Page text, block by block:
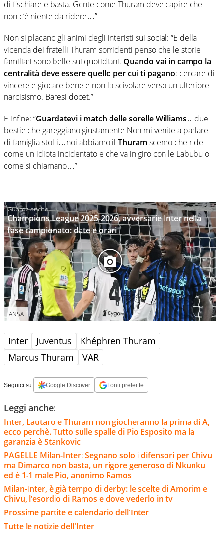
di fischiare e basta. Gente come Thuram deve capire che
non c’è niente da ridere…”
Non si placano gli animi degli interisti sui social: “E della
vicenda dei fratelli Thuram sorridenti penso che le storie
familiari sono belle sui quotidiani. Quando vai in campo la
centralità deve essere quello per cui ti pagano: cercare di
vincere e giocare bene e non lo scivolare verso un ulteriore
narcisismo. Baresi docet.”
E infine: “Guardatevi i match delle sorelle Williams…due
bestie che gareggiano giustamente Non mi venite a parlare
di famiglia stolti…noi abbiamo il Thuram scemo che ride
come un idiota incidentato e che va in giro con le Labubu o
come si chiamano…”
Champions League 2025-2026, avversarie Inter nella
fase campionato: date e orari
ANSA
Inter Juventus
Khéphren Thuram
Marcus Thuram
VAR
Seguici su: Google Discover Fonti preferite
Leggi anche:
Inter, Lautaro e Thuram non giocheranno la prima di A,
ecco perchè. Tutto sulle spalle di Pio Esposito ma la
garanzia è Stankovic
PAGELLE Milan-Inter: Segnano solo i difensori per Chivu
ma Dimarco non basta, un rigore generoso di Nkunku
ed è 1-1 male Pio, anonimo Ramos
Milan-Inter, è già tempo di derby: le scelte di Amorim e
Chivu, l’esordio di Ramos e dove vederlo in tv
Prossime partite e calendario dell'Inter
Tutte le notizie dell'Inter